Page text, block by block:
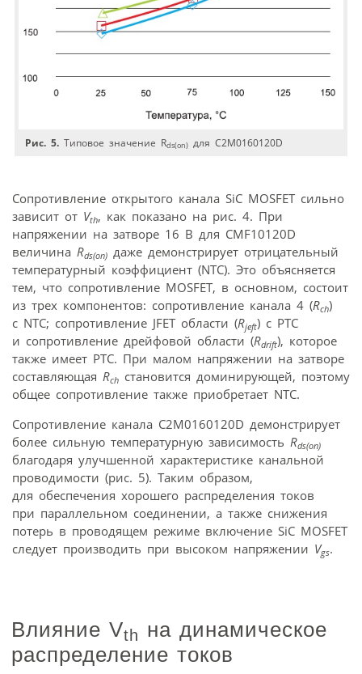
Рис. 5. Типовое значение Rds(on) для C2M0160120D
Сопротивление открытого канала SiC MOSFET сильно
зависит от Vth, как показано на рис. 4. При
напряжении на затворе 16 В для CMF10120D
величина Rds(on) даже демонстрирует отрицательный
температурный коэффициент (NTC). Это объясняется
тем, что сопротивление MOSFET, в основном, состоит
из трех компонентов: сопротивление канала 4 (Rch)
с NTC; сопротивление JFET области (Rjeft) c PTC
и сопротивление дрейфовой области (Rdrift), которое
также имеет РТС. При малом напряжении на затворе
составляющая Rch становится доминирующей, поэтому
общее сопротивление также приобретает NTC.
Сопротивление канала C2M0160120D демонстрирует
более сильную температурную зависимость Rds(on)
благодаря улучшенной характеристике канальной
проводимости (рис. 5). Таким образом,
для обеспечения хорошего распределения токов
при параллельном соединении, а также снижения
потерь в проводящем режиме включение SiC MOSFET
следует производить при высоком напряжении Vgs.
Влияние Vth на динамическое
распределение токов